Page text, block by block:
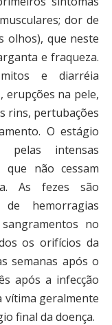
dor de
olhos), que neste
e fraqueza.
e diarréia
erupções na pele,
rins, pertubações
O estágio
intensas
não cessam
As fezes são
hemorragias
no
os orifícios da
semanas após o
após a infecção
vítima geralmente
final da doença.